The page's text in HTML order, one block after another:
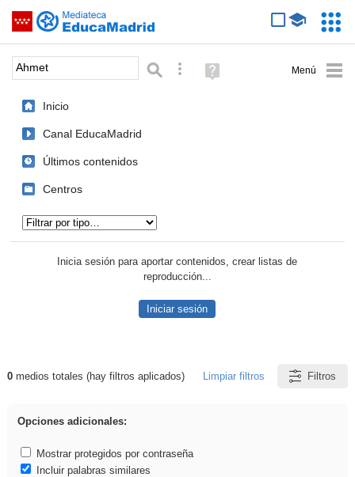
Saltar navegación
Palabra o frase: Búsqueda avanzada
Ayuda
(en
Inicio
Canal EducaMadrid
Últimos contenidos
Centros
Inicia sesión para aportar contenidos, crear listas de
reproducción...
Iniciar sesión
Resultados de: Ahmet
0medios totales (hay filtros aplicados) Limpiar filtros Filtros
Opciones adicionales:
Mostrar protegidos por contraseña
Incluir palabras similares